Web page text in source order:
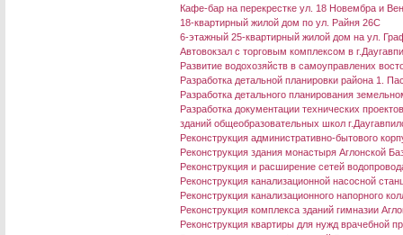
Кафе-бар на перекрестке ул. 18 Новембра и
18-квартирный жилой дом по ул. Райня 26C
6-этажный 25-квартирный жилой дом на ул.
Aвтовокзал с торговым комплексом в
Развитие водохозяйств в самоуправлених
Разработка детальной планировки района 1.
Разработка детального планирования
Разработка документации технических
зданий общеобразовательных школ
Реконструкция административно-бытового
Реконструкция здания монастыря Аглонской
Реконструкция и расширение сетей
Реконструкция канализационной насосной
Реконструкция канализационного напорного
Реконструкция комплекса зданий гимназии
Реконструкция квартиры для нужд врачебной